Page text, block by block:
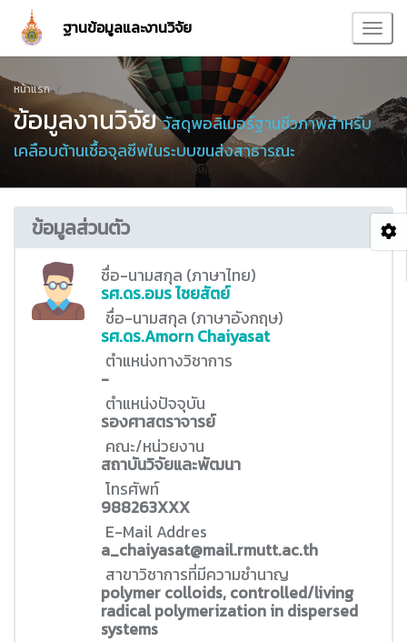
ฐานข้อมูลและงานวิจัย
หน้าแรก
ข้อมูลงานวิจัยวัสดุพอลิเมอร์ฐานชีวภาพสำหรับ
เคลือบต้านเชื้อจุลชีพในระบบขนส่งสาธารณะ
ข้อมูลส่วนตัว
ชื่อ-นามสกุล (ภาษาไทย)
รศ.ดร.อมร ไชยสัตย์
ชื่อ-นามสกุล (ภาษาอังกฤษ)
รศ.ดร.Amorn Chaiyasat
ตำแหน่งทางวิชาการ
-
ตำแหน่งปัจจุบัน
รองศาสตราจารย์
คณะ/หน่วยงาน
สถาบันวิจัยและพัฒนา
โทรศัพท์
988263XXX
E-Mail Addres
a_chaiyasat@mail.rmutt.ac.th
สาขาวิชาการที่มีความชำนาญ
polymer colloids, controlled/living
radical polymerization in dispersed
systems